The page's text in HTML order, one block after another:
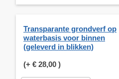
Transparante grondverf op
waterbasis voor binnen
(geleverd in blikken)
(+ € 28,00 )